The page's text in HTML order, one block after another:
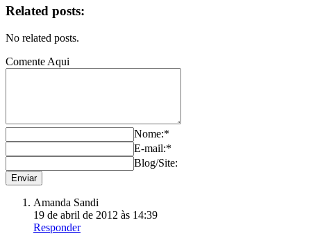
Related posts:
No related posts.
Comente Aqui
Nome:*
E-mail:*
Blog/Site:
Amanda Sandi
19 de abril de 2012 às 14:39
Responder